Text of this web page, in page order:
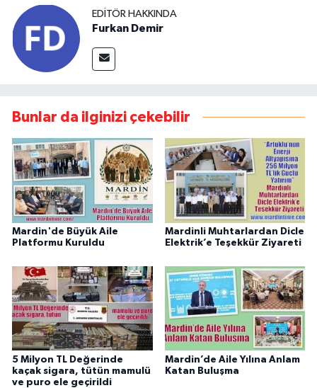
EDITÖR HAKKINDA
Furkan Demir
Bunlar da ilginizi çekebilir
Mardin'de Büyük Aile
Platformu Kuruldu
Mardinli Muhtarlardan Dicle
Elektrik’e Teşekkür Ziyareti
5 Milyon TL Değerinde
kaçak sigara, tütün mamulü
ve puro ele geçirildi
Mardin’de Aile Yılına Anlam
Katan Buluşma